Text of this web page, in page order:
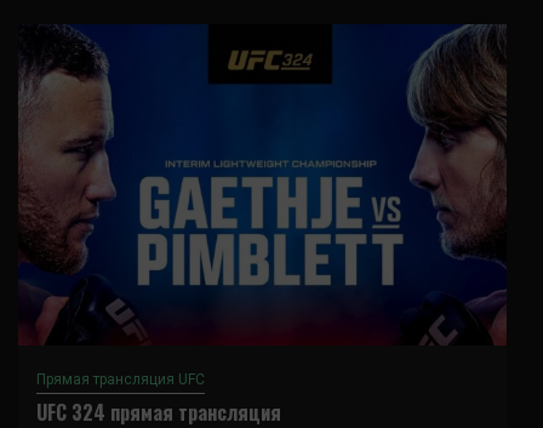
Прямая трансляция UFC
UFC 324 прямая трансляция